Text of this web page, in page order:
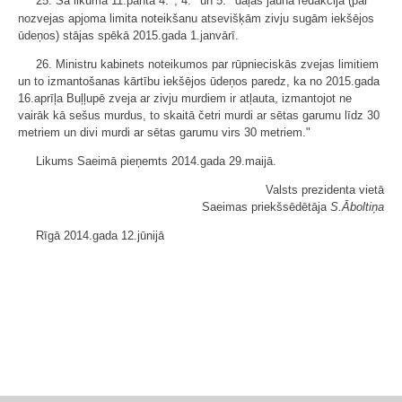
nozvejas apjoma limita noteikšanu atsevišķām zivju sugām iekšējos
ūdeņos) stājas spēkā 2015.gada 1.janvārī.
26. Ministru kabinets noteikumos par rūpnieciskās zvejas limitiem
un to izmantošanas kārtību iekšējos ūdeņos paredz, ka no 2015.gada
16.aprīļa Buļļupē zveja ar zivju murdiem ir atļauta, izmantojot ne
vairāk kā sešus murdus, to skaitā četri murdi ar sētas garumu līdz 30
metriem un divi murdi ar sētas garumu virs 30 metriem."
Likums Saeimā pieņemts 2014.gada 29.maijā.
Valsts prezidenta vietā
Saeimas priekšsēdētāja S.Āboltiņa
Rīgā 2014.gada 12.jūnijā